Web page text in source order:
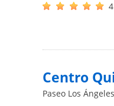
Centro
Paseo Los